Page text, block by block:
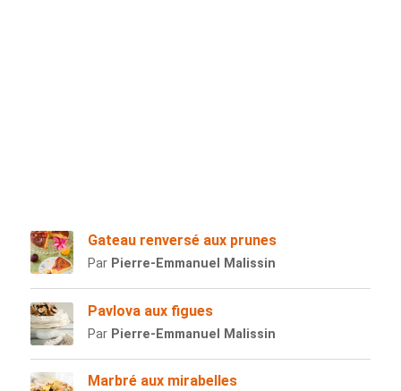
Gateau renversé aux prunes
Par Pierre-Emmanuel Malissin
Pavlova aux figues
Par Pierre-Emmanuel Malissin
Marbré aux mirabelles